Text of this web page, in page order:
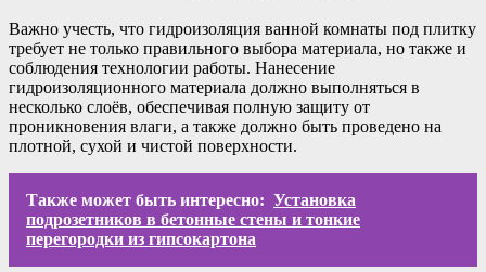
Важно учесть, что гидроизоляция ванной комнаты под плитку
требует не только правильного выбора материала, но также и
соблюдения технологии работы. Нанесение
гидроизоляционного материала должно выполняться в
несколько слоёв, обеспечивая полную защиту от
проникновения влаги, а также должно быть проведено на
плотной, сухой и чистой поверхности.
Также может быть интересно: Установка
подрозетников в бетонные стены и тонкие
перегородки из гипсокартона